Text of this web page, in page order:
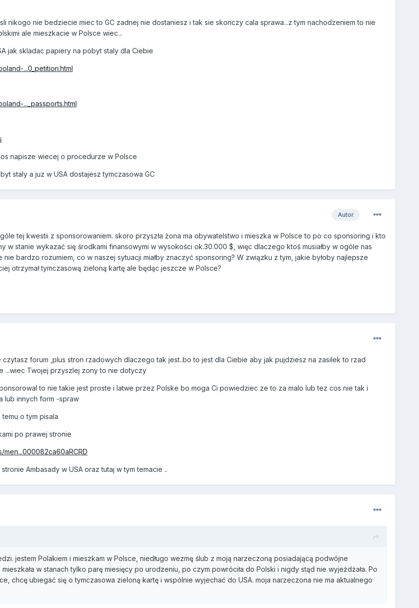
nikogo nie bedziecie miec to GC zadnej nie dostaniesz i tak sie skonczy cala sprawa...z tym nachodzeniem to nie
ale mieszkacie w Polsce wiec...
jak skladac papiery na pobyt staly dla Ciebie
...0_petition.html
..._passports.html
napisze wiecej o procedurze w Polsce
staly a juz w USA dostajesz tymczasowa GC
Autor
tej kwestii z sponsorowaniem. skoro przyszła żona ma obywatelstwo i mieszka w Polsce to po co sponsoring i kto
w stanie wykazać się środkami finansowymi w wysokości ok.30.000 $, więc dlaczego ktoś musiałby w ogóle nas
bardzo rozumiem, co w naszej sytuacji miałby znaczyć sponsoring? W związku z tym, jakie byłoby najlepsze
otrzymał tymczasową zieloną kartę ale będąc jeszcze w Polsce?
forum ,plus stron rzadowych dlaczego tak jest..bo to jest dla Ciebie aby jak pujdziesz na zasilek to rzad
...wiec Twojej przyszlej zony to nie dotyczy
to nie takie jest proste i latwe przez Polske bo moga Ci powiedziec ze to za malo lub tez cos nie tak i
lub innych form -spraw
o tym pisala
po prawej stronie
Ambasady w USA oraz tutaj w tym temacie ..
jestem Polakiem i mieszkam w Polsce, niedługo wezmę ślub z moją narzeczoną posiadającą podwójne
w stanach tylko parę miesięcy po urodzeniu, po czym powróciła do Polski i nigdy stąd nie wyjeżdżała. Po
chcę ubiegać się o tymczasowa zieloną kartę i wspólnie wyjechać do USA. moja narzeczona nie ma aktualnego